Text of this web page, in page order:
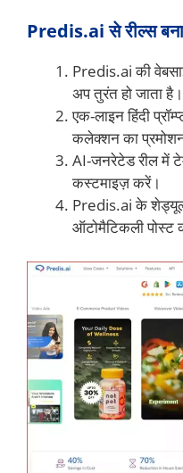
Predis.ai से रील्स
Predis.ai की
अप तुरंत हो जाता है।
एक-लाइन हिंदी
कलेक्शन का
AI-जनरेटेड रील में
कस्टमाइज़ करें।
Predis.ai के
ऑटोमैटिकली पोस्ट